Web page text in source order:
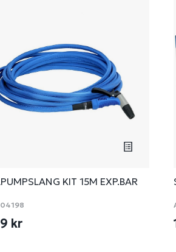
KIT 15M EXP.BAR
04198
kr